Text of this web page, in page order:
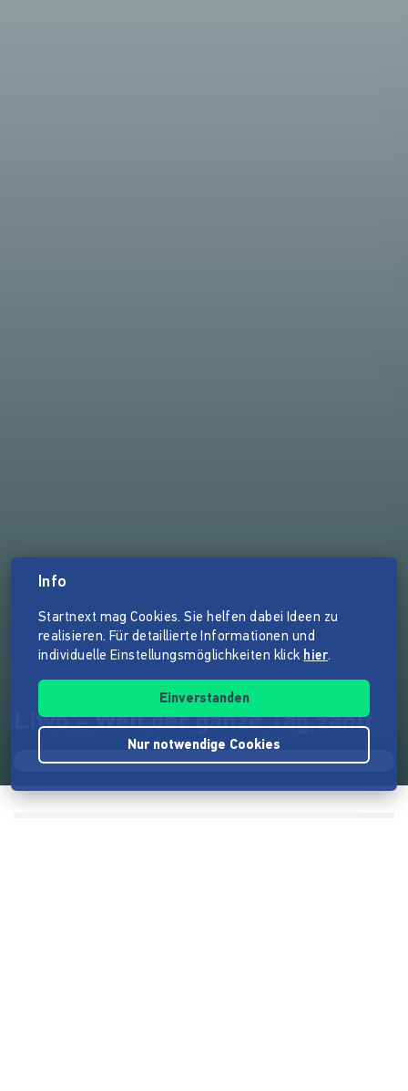
Liwo - Weil der ganze Tag zählt
Info
Startnext mag Cookies. Sie helfen dabei Ideen zu
realisieren. Für detaillierte Informationen und
individuelle Einstellungsmöglichkeiten klick hier.
Einverstanden
Nur notwendige Cookies